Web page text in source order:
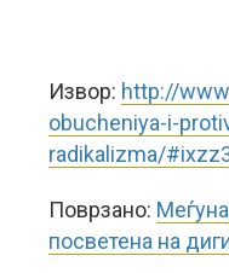
Извор: http://
obucheniya-i-
radikalizma/
Поврзано:
посветена на